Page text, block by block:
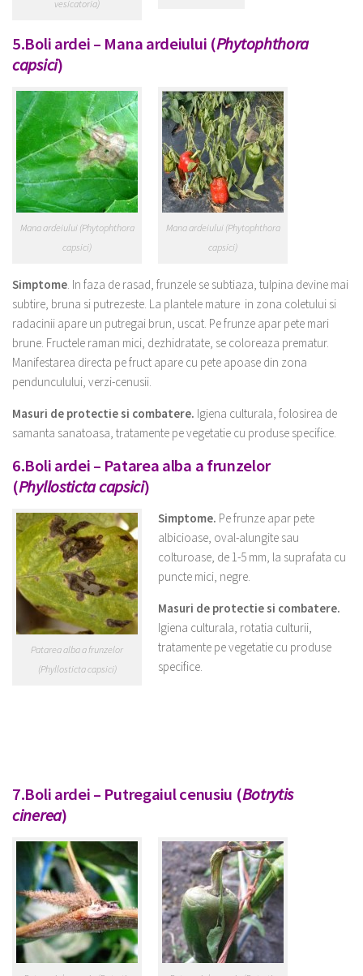
vesicatoria)
5.Boli ardei – Mana ardeiului (Phytophthora
capsici)
Mana ardeiului (Phytophthora
capsici)
Mana ardeiului (Phytophthora
capsici)
Simptome. In faza de rasad, frunzele se subtiaza, tulpina devine mai
subtire, bruna si putrezeste. La plantele mature in zona coletului si
radacinii apare un putregai brun, uscat. Pe frunze apar pete mari
brune. Fructele raman mici, dezhidratate, se coloreaza prematur.
Manifestarea directa pe fruct apare cu pete apoase din zona
pendunculului, verzi-cenusii.
Masuri de protectie si combatere. Igiena culturala, folosirea de
samanta sanatoasa, tratamente pe vegetatie cu produse specifice.
6.Boli ardei – Patarea alba a frunzelor
(Phyllosticta capsici)
Patarea alba a frunzelor
(Phyllosticta capsici)
Simptome. Pe frunze apar pete
albicioase, oval-alungite sau
colturoase, de 1-5 mm, la suprafata cu
puncte mici, negre.
Masuri de protectie si combatere.
Igiena culturala, rotatia culturii,
tratamente pe vegetatie cu produse
specifice.
7.Boli ardei – Putregaiul cenusiu (Botrytis
cinerea)